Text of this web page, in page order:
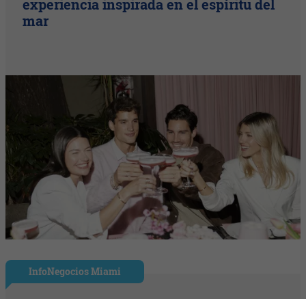
experiencia inspirada en el espíritu del
mar
InfoNegocios Miami